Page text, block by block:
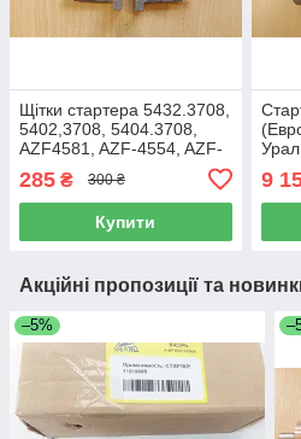
Щітки стартера 5432.3708,
5402,3708, 5404.3708,
AZF4581, AZF-4554, AZF-
4617 і другі стартера AZF
серії. 24В. (Beand) 24В,
8х25х18
285 ₴ 300 ₴
Купити
9
Акційні пропозиції та
–5%